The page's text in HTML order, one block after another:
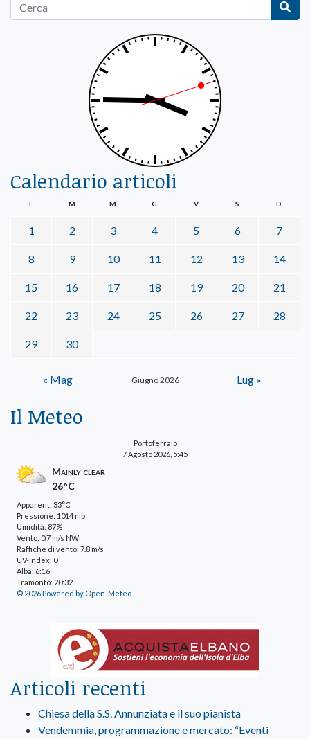
Calendario articoli
Giugno 2026
L M M G V S D
1 2 3 4 5 6 7
8 9 10 11 12 13 14
15 16 17 18 19 20 21
22 23 24 25 26 27 28
29 30
« Mag Lug »
Il Meteo
Portoferraio
7 Agosto 2026, 5:45
Mainly clear
26°C
Apparent: 33°C
Pressione: 1014 mb
Umidità: 87%
Vento: 0.7 m/s NW
Raffiche di vento: 7.8 m/s
UV-Index: 0
Alba: 6:16
Tramonto: 20:32
© 2026 Powered by Open-Meteo
Articoli recenti
Chiesa della S.S. Annunziata e il suo pianista
Vendemmia, programmazione e mercato: “Eventi